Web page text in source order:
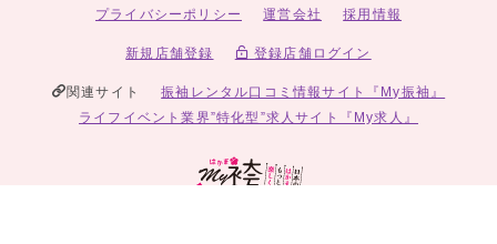
プライバシーポリシー
運営会社 採用情報
新規店舗登録 登録店舗ログイン
関連サイト
振袖レンタル口コミ情報サイト『My振袖』
ライフイベント業界”特化型”求人サイト『My求人』